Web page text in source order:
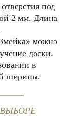
под
2 мм. Длина
можно
доски.
в
ширины.